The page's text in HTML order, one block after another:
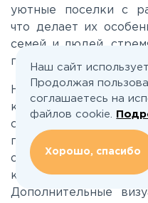
Киевское
Ленинградское
Лихачевское
Минское
Можайское
уютные поселки с
что делает их
семей и людей,
природой и комфортом.
На сайте
каталоги участков
содержат всю
принятия решения.
описание
которые уже
Дополнительные
Наш сайт
Продолжая
соглашаетесь на
файлов cookie.
Хорошо, спасибо